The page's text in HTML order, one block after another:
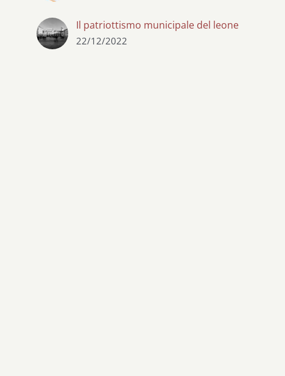
Il patriottismo municipale del leone
22/12/2022